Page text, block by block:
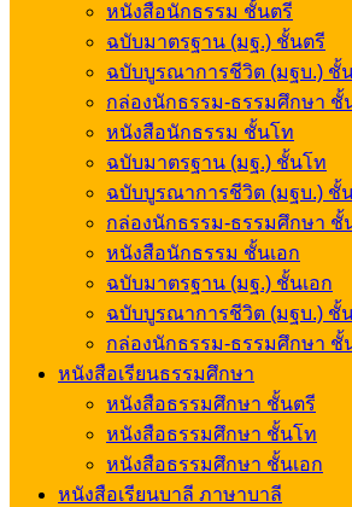
หนังสือนักธรรม ชั้นตรี
ฉบับมาตรฐาน (มฐ.) ชั้นตรี
ฉบับบูรณาการชีวิต (มฐบ.) ชั้
กล่องนักธรรม-ธรรมศึกษา ชั้
หนังสือนักธรรม ชั้นโท
ฉบับมาตรฐาน (มฐ.) ชั้นโท
ฉบับบูรณาการชีวิต (มฐบ.) ชั้
กล่องนักธรรม-ธรรมศึกษา ชั้
หนังสือนักธรรม ชั้นเอก
ฉบับมาตรฐาน (มฐ.) ชั้นเอก
ฉบับบูรณาการชีวิต (มฐบ.) ชั้
กล่องนักธรรม-ธรรมศึกษา ชั้
หนังสือเรียนธรรมศึกษา
หนังสือธรรมศึกษา ชั้นตรี
หนังสือธรรมศึกษา ชั้นโท
หนังสือธรรมศึกษา ชั้นเอก
หนังสือเรียนบาลี ภาษาบาลี